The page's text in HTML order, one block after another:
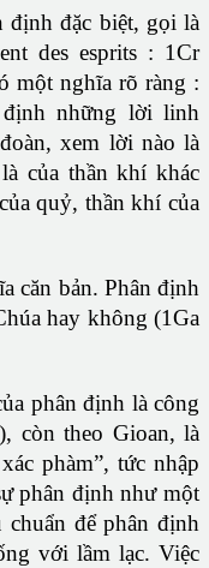
định đặc biệt, gọi là
des esprits : 1Cr
một nghĩa rõ ràng :
những lời linh
xem lời nào là
của thần khí khác
quỷ, thần khí của
căn bản. Phân định
hay không (1Ga
phân định là công
còn theo Gioan, là
phàm”, tức nhập
phân định như một
để phân định
với lầm lạc. Việc